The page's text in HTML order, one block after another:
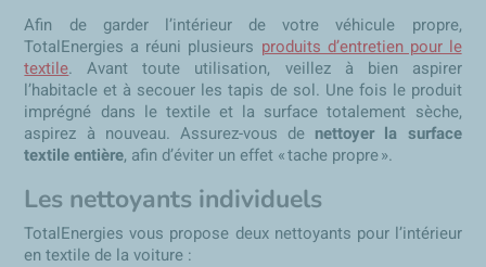
Afin de garder l’intérieur de votre véhicule propre,
TotalEnergies a réuni plusieurs produits d’entretien pour le
textile. Avant toute utilisation, veillez à bien aspirer
l’habitacle et à secouer les tapis de sol. Une fois le produit
imprégné dans le textile et la surface totalement sèche,
aspirez à nouveau. Assurez-vous de nettoyer la surface
textile entière, afin d’éviter un effet « tache propre ».
Les nettoyants individuels
TotalEnergies vous propose deux nettoyants pour l’intérieur
en textile de la voiture :